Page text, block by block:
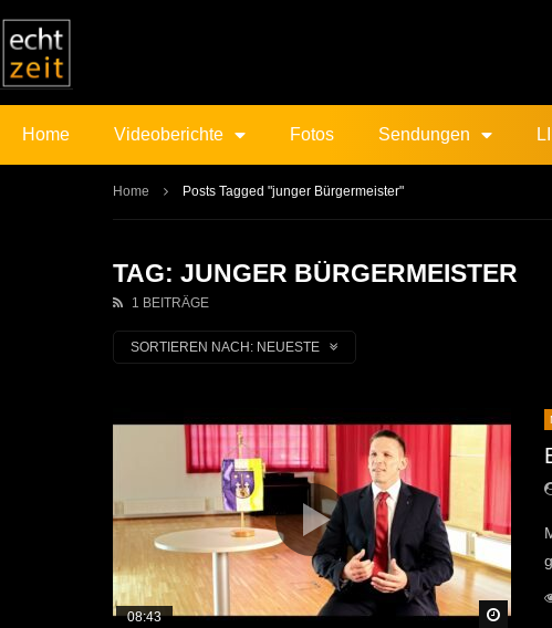
Home Videoberichte Fotos Sendungen
Home Posts Tagged "junger Bürgermeister"
TAG: JUNGER BÜRGERMEISTER
1 BEITRÄGE
SORTIEREN NACH: NEUESTE
Später
08:43